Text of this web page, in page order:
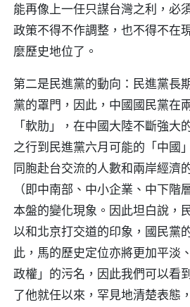
能再像上一任只謀台灣之利，必
政策不得不作調整，也不得不在
麼歷史地位了。
第二是民進黨的動向：民進黨長
黨的罩門，因此，中國國民黨在
「軟肋」，在中國大陸不斷強
之行到民進黨六月可能的「中國
同胞赴台交流的人數和兩岸經濟
（即中南部、中小企業、中下
本盤的變化現象。因此坦白說，
以和北京打交道的印象，國民黨
此，馬的歷史定位亦將更加平淡
政權」的污名，因此我們可以看
了他就任以來，罕見地清楚表態